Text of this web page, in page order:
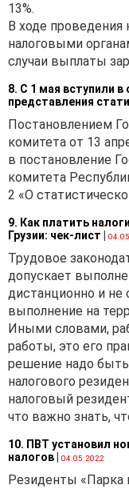
13%.
В ходе
налоговыми
случаи выплаты
8. С 1 мая вступили в
представления
Постановлением
комитета от 13
в постановление
комитета
2 «О
9. Как платить
Грузии: чек-лист
Трудовое
допускает
дистанционно и не
выполнение на
Иными словами,
работы, это его
решение надо
налогового
налоговый
что важно знать,
10. ПВТ установил
налогов
04.05.2022
Резиденты «Парка